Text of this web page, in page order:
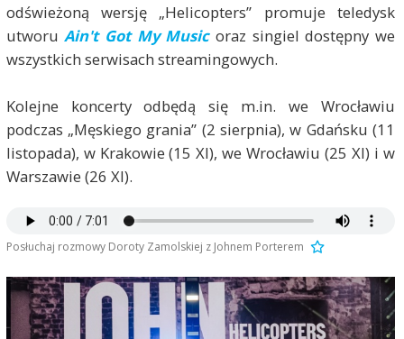
odświeżoną wersję „Helicopters” promuje teledysk
utworuAin't Got My Musicoraz singiel dostępny we
wszystkich serwisach streamingowych.
Kolejne koncerty odbędą się m.in. we Wrocławiu
podczas „Męskiego grania” (2 sierpnia), w Gdańsku (11
listopada), w Krakowie (15 XI), we Wrocławiu (25 XI) i w
Warszawie (26 XI).
Posłuchaj rozmowy Doroty Zamolskiej z Johnem Porterem